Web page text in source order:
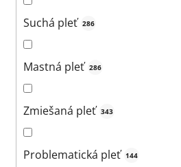
Suchá pleť 286
Mastná pleť 286
Zmiešaná pleť 343
Problematická pleť 144